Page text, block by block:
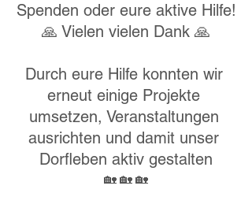
Spenden oder eure aktive Hilfe!
🙏 Vielen vielen Dank 🙏
Durch eure Hilfe konnten wir
erneut einige Projekte
umsetzen, Veranstaltungen
ausrichten und damit unser
Dorfleben aktiv gestalten
🏡 🏡 🏡